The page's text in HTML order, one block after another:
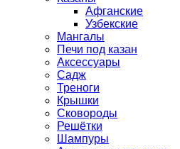
Афганские
Узбекские
Мангалы
Печи под казан
Аксессуары
Садж
Треноги
Крышки
Сковороды
Решётки
Шампуры